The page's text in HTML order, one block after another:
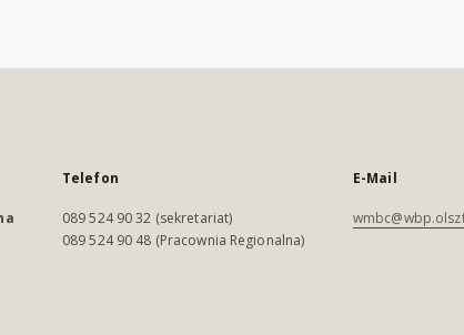
Telefon
089 524 90 32 (sekretariat)
089 524 90 48 (Pracownia Regionalna)
E-Mail